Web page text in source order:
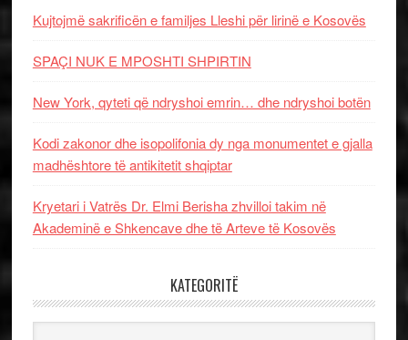
Kujtojmë sakrificën e familjes Lleshi për lirinë e Kosovës
SPAÇI NUK E MPOSHTI SHPIRTIN
New York, qyteti që ndryshoi emrin… dhe ndryshoi botën
Kodi zakonor dhe isopolifonia dy nga monumentet e gjalla
madhështore të antikitetit shqiptar
Kryetari i Vatrës Dr. Elmi Berisha zhvilloi takim në
Akademinë e Shkencave dhe të Arteve të Kosovës
KATEGORITË